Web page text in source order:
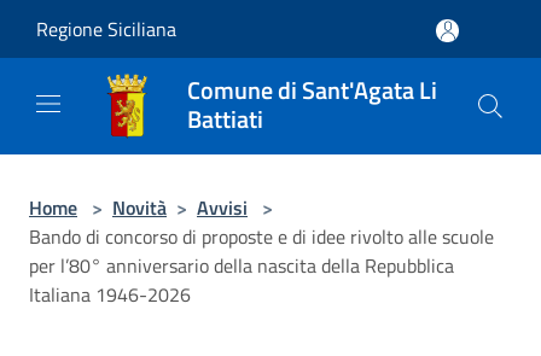
Regione Siciliana
Comune di Sant'Agata Li
Battiati
Home > Novità > Avvisi >
Bando di concorso di proposte e di idee rivolto alle scuole
per l’80° anniversario della nascita della Repubblica
Italiana 1946-2026